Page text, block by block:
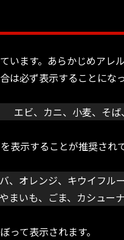
います。あらかじめアレ
は必ず表示することになっ
エビ、カニ、小麦、そ
を表示することが推奨され
、オレンジ、キウイフ
まいも、ごま、カシュー
って表示されます。